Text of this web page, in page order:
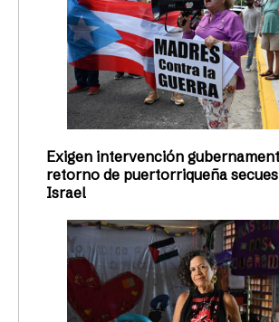
Exigen intervención
retorno de puertorriqueña
Israel